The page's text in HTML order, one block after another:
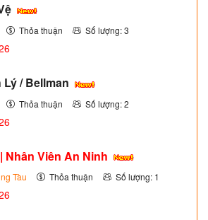
Thỏa thuận Số lượng: 3
/ Bellman
Thỏa thuận Số lượng: 2
Nhân Viên An Ninh
Tàu Thỏa thuận Số lượng: 1